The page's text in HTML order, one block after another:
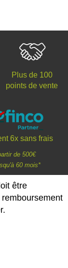
Plus de 100
points de vente
6x sans frais
de 500€
60 mois*
être